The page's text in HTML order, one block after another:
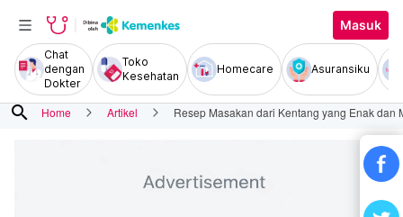
Masuk
Chat
dengan
Dokter
Toko
Kesehatan
Homecare Asuransiku
search Home Artikel Resep Masakan dari Kentang yang Enak dan